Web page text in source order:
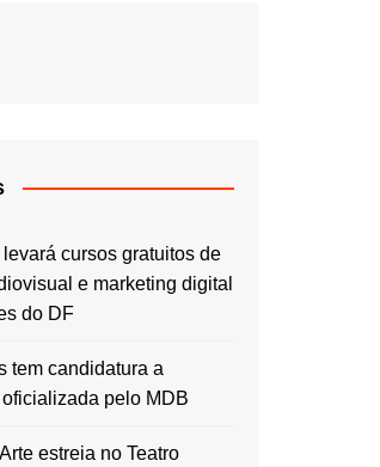
cursos gratuitos de
e marketing digital
do DF
tem candidatura a
pelo MDB
estreia no Teatro